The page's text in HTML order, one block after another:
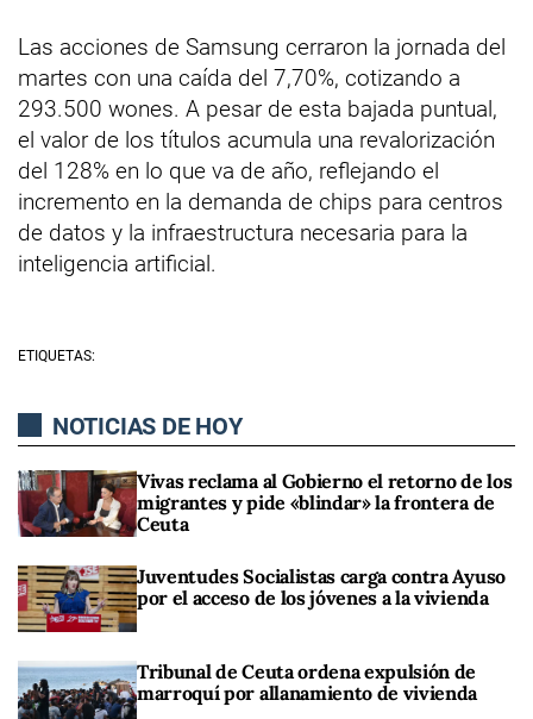
Las acciones de Samsung cerraron la jornada del
martes con una caída del 7,70%, cotizando a
293.500 wones. A pesar de esta bajada puntual,
el valor de los títulos acumula una revalorización
del 128% en lo que va de año, reflejando el
incremento en la demanda de chips para centros
de datos y la infraestructura necesaria para la
inteligencia artificial.
ETIQUETAS:
NOTICIAS DE HOY
Vivas reclama al Gobierno el retorno de los
migrantes y pide «blindar» la frontera de
Ceuta
Juventudes Socialistas carga contra Ayuso
por el acceso de los jóvenes a la vivienda
Tribunal de Ceuta ordena expulsión de
marroquí por allanamiento de vivienda